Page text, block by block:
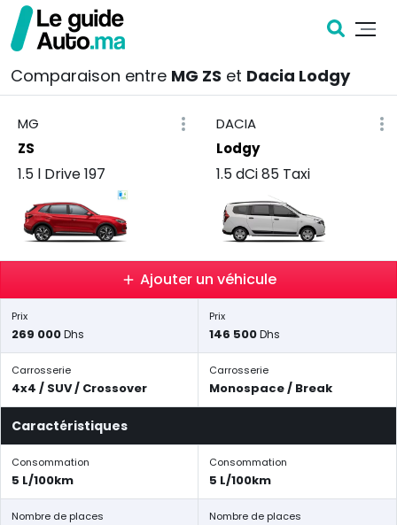
Comparaison entre MG ZS et Dacia Lodgy
MG
ZS
1.5 l Drive 197
DACIA
Lodgy
1.5 dCi 85 Taxi
Ajouter un véhicule
Prix
269 000Dhs
Prix
146 500Dhs
Carrosserie
4x4 / SUV / Crossover
Carrosserie
Monospace / Break
Caractéristiques
Consommation
5 L/100km
Consommation
5 L/100km
Nombre de places Nombre de places